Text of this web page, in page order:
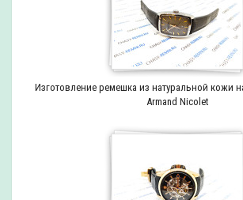
Изготовление ремешка из натуральной кожи
Armand Nicolet